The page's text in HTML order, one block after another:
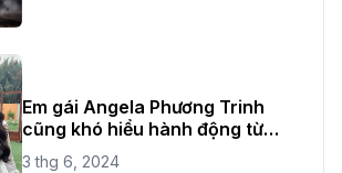
Em gái Angela Phương Trinh
cũng khó hiểu hành động từ
chị ruột
3 thg 6, 2024